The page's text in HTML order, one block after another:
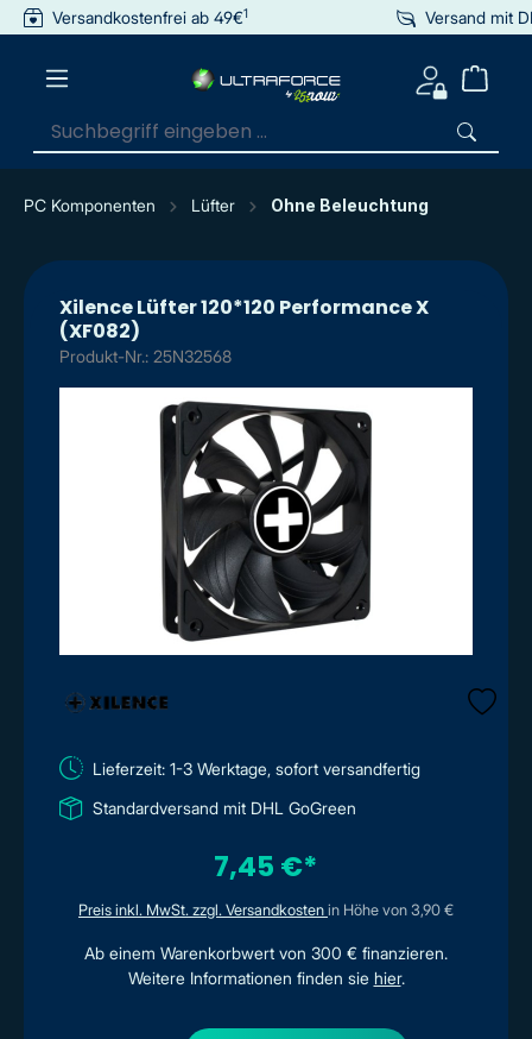
springen
Versandkostenfrei ab 49€1 Versand mit
PC Komponenten Lüfter Ohne Beleuchtung
Xilence Lüfter 120*120 Performance X
(XF082)
Produkt-Nr.: 25N32568
Lieferzeit: 1-3 Werktage, sofort versandfertig
Standardversand mit DHL GoGreen
7,45 €*
Preis inkl. MwSt. zzgl. Versandkosten in Höhe von 3,90 €
Ab einem Warenkorbwert von 300 € finanzieren.
Weitere Informationen finden sie hier.